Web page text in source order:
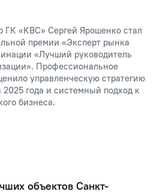
ГК «КВС» Сергей Ярошенко стал
премии «Эксперт рынка
«Лучший руководитель
Профессиональное
управленческую стратегию
года и системный подход к
бизнеса.
объектов Санкт-